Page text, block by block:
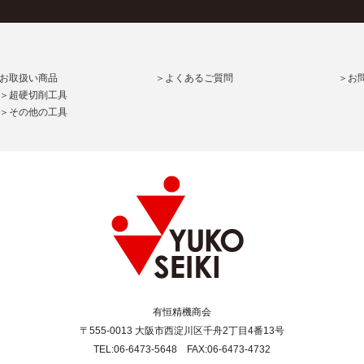
取扱い商品
＞超硬切削工具
＞その他の工具
＞よくあるご質問 ＞お
有恒精機商会
〒555-0013 大阪市西淀川区千舟2丁目4番13号
TEL:06-6473-5648 FAX:06-6473-4732